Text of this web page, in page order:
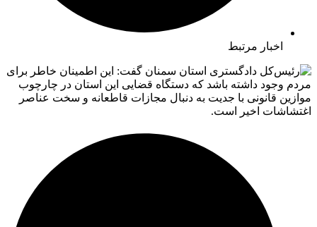
اخبار مرتبط